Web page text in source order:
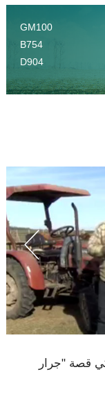
GM100
B754
D904
قصة "جرار
